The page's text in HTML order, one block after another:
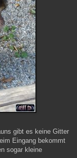
gibt es keine Gitter
Eingang bekommt
sogar kleine